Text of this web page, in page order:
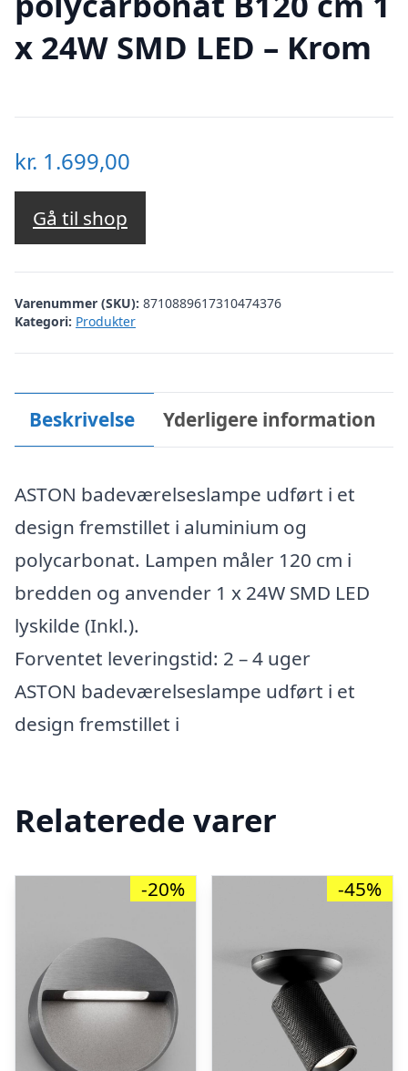
x 24W SMD LED – Krom
kr. 1.699,00
Gå til shop
Varenummer (SKU): 8710889617310474376
Kategori: Produkter
Beskrivelse Yderligere information
ASTON badeværelseslampe udført i et
design fremstillet i aluminium og
polycarbonat. Lampen måler 120 cm i
bredden og anvender 1 x 24W SMD LED
lyskilde (Inkl.).
Forventet leveringstid: 2 – 4 uger
ASTON badeværelseslampe udført i et
design fremstillet i
Relaterede varer
-20% -45%